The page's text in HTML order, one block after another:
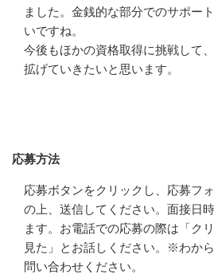
ました。金銭的な部分でのサポー
いですね。
今後もほかの資格取得に挑戦して
拡げていきたいと思います。
応募方法
応募ボタンをクリックし、応募フ
の上、送信してください。面接日
ます。お電話での応募の際は「ク
見た」とお話しください。※わか
問い合わせください。